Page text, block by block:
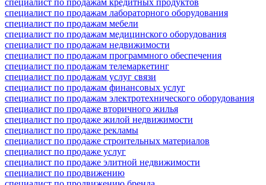
специалист по продажам лабораторного оборудования
специалист по продажам мебели
специалист по продажам медицинского оборудования
специалист по продажам недвижимости
специалист по продажам программного обеспечения
специалист по продажам телемаркетинг
специалист по продажам услуг связи
специалист по продажам финансовых услуг
специалист по продажам электротехнического оборудования
специалист по продаже вторичного жилья
специалист по продаже жилой недвижимости
специалист по продаже рекламы
специалист по продаже строительных материалов
специалист по продаже услуг
специалист по продаже элитной недвижимости
специалист по продвижению